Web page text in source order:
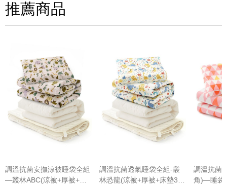
圖片上傳 圖片上傳 圖片上傳 圖片上傳 圖片上傳
推薦商品
調溫抗菌安撫涼被睡袋全組
—叢林ABC(涼被+厚被+床
調溫抗菌透氣睡袋全組-叢
林恐龍(涼被+厚被+床墊3件
調溫抗菌
角)—睡袋